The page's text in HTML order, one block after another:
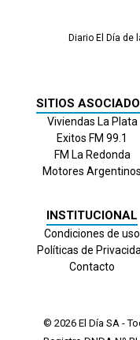
Diario El Día de
SITIOS
Viviendas La Plata
Exitos FM 99.1
FM La Redonda
Motores Argentinos
INSTITUCIONAL
Condiciones de uso
Políticas de
Contacto
© 2026 El Día SA -